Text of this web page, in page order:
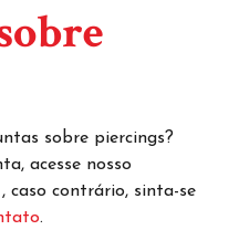
sobre piercings?
acesse nosso
, caso contrário, sinta-se
.